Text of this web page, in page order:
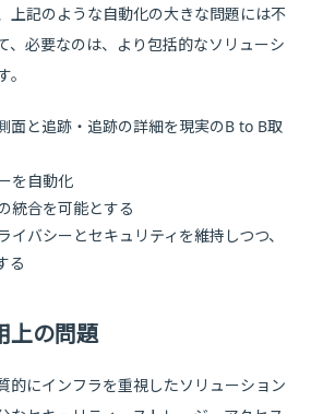
上記のような自動化の大きな問題には不
、必要なのは、より包括的なソリューシ
面と追跡・追跡の詳細を現実のB to B取
を自動化
統合を可能とする
イバシーとセキュリティを維持しつつ、
る
上の問題
的にインフラを重視したソリューション